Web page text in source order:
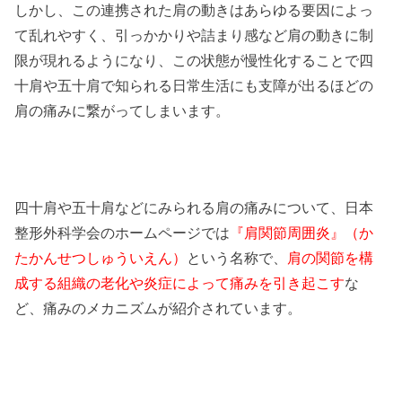
しかし、この連携された肩の動きはあらゆる要因によっ
て乱れやすく、引っかかりや詰まり感など肩の動きに制
限が現れるようになり、この状態が慢性化することで四
十肩や五十肩で知られる日常生活にも支障が出るほどの
肩の痛みに繋がってしまいます。
四十肩や五十肩などにみられる肩の痛みについて、日本
整形外科学会のホームページでは 『肩関節周囲炎』（か
たかんせつしゅういえん） という名称で、 肩の関節を構
成する組織の老化や炎症によって痛みを引き起こすな
ど、痛みのメカニズムが紹介されています。